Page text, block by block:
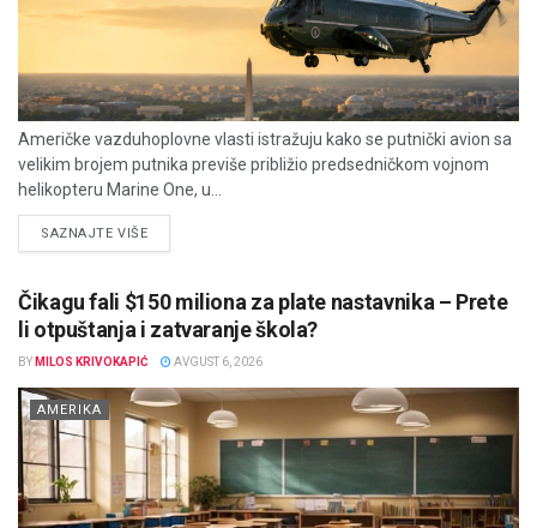
Američke vazduhoplovne vlasti istražuju kako se putnički avion sa
velikim brojem putnika previše približio predsedničkom vojnom
helikopteru Marine One, u...
SAZNAJTE VIŠEDETAILS
Čikagu fali $150 miliona za plate nastavnika – Prete
li otpuštanja i zatvaranje škola?
BY MILOS KRIVOKAPIĆ AVGUST 6, 2026
AMERIKA